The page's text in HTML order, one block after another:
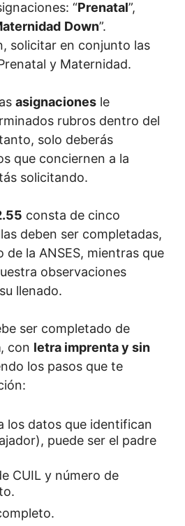
“Prenatal”,
Down”.
solicitar en conjunto las
y Maternidad.
asignaciones le
rubros dentro del
solo deberás
que conciernen a la
solicitando.
consta de cinco
deben ser completadas,
de la ANSES, mientras que
observaciones
llenado.
ser completado de
, con letra imprenta y sin
los pasos que te
los datos que identifican
puede ser el padre
CUIL y número de